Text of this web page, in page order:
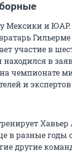
Мексики и
участие в
в
чемпионате
и
в разные годы
другие